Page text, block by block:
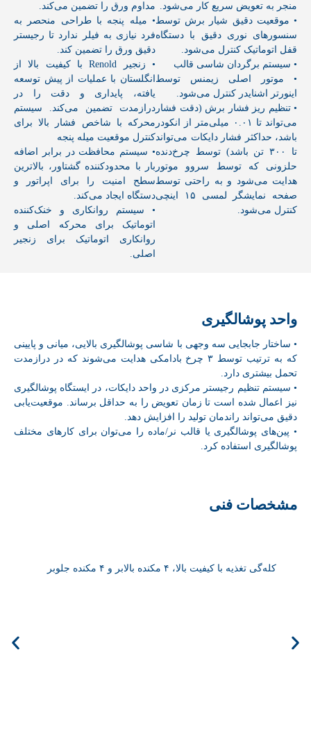
مداوم ورق را تضمین می‌کند.
• میله پنجه با طراحی منحصر به
فرد نیازی به فیلر ندارد تا رجیستر
دقیق ورق را تضمین کند.
• زنجیر Renold با کیفیت بالا از
انگلستان با عملیات از پیش توسعه
یافته، پایداری و دقت را در
درازمدت تضمین می‌کند. سیستم
محرکه با شاخص فشار بالا برای
کنترل موقعیت میله پنجه
• سیستم محافظت در برابر اضافه
بار با محدودکننده گشتاور، بالاترین
سطح امنیت را برای اپراتور و
دستگاه ایجاد می‌کند.
• سیستم روانکاری و خنک‌کننده
اتوماتیک برای محرکه اصلی و
روانکاری اتوماتیک برای زنجیر
اصلی.
منجر به تعویض سریع کار می‌شود.
• موقعیت دقیق شیار برش توسط
سنسورهای نوری دقیق با دستگاه
قفل اتوماتیک کنترل می‌شود.
• سیستم برگردان شاسی قالب
• موتور اصلی زیمنس توسط
اینورتر اشنایدر کنترل می‌شود.
• تنظیم ریز فشار برش (دقت فشار
می‌تواند تا ۰.۰۱ میلی‌متر از انکودر
باشد، حداکثر فشار دایکات می‌تواند
تا ۳۰۰ تن باشد) توسط چرخ‌دنده
حلزونی که توسط سروو موتور
هدایت می‌شود و به راحتی توسط
صفحه نمایشگر لمسی ۱۵ اینچی
کنترل می‌شود.
واحد پوشالگیری
• ساختار جابجایی سه وجهی با شاسی پوشالگیری بالایی، میانی و پایینی
که به ترتیب توسط ۳ چرخ بادامکی هدایت می‌شوند که در درازمدت
تحمل بیشتری دارد.
• سیستم تنظیم رجیستر مرکزی در واحد دایکات، در ایستگاه پوشالگیری
نیز اعمال شده است تا زمان تعویض را به حداقل برساند. موقعیت‌یابی
دقیق می‌تواند راندمان تولید را افزایش دهد.
• پین‌های پوشالگیری یا قالب نر/ماده را می‌توان برای کارهای مختلف
پوشالگیری استفاده کرد.
مشخصات فنی
کله‌گی تغذیه با کیفیت بالا، ۴ مکنده بالابر و ۴ مکنده جلوبر